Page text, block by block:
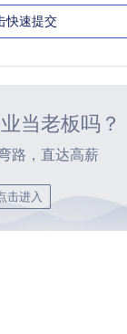
快速提交
当老板吗？
路，直达高薪
击进入